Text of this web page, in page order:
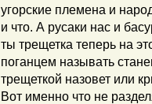
угорские племена и
и что. А русаки нас и
ты трещетка теперь на
поганцем называть
трещеткой назовет или
Вот именно что не